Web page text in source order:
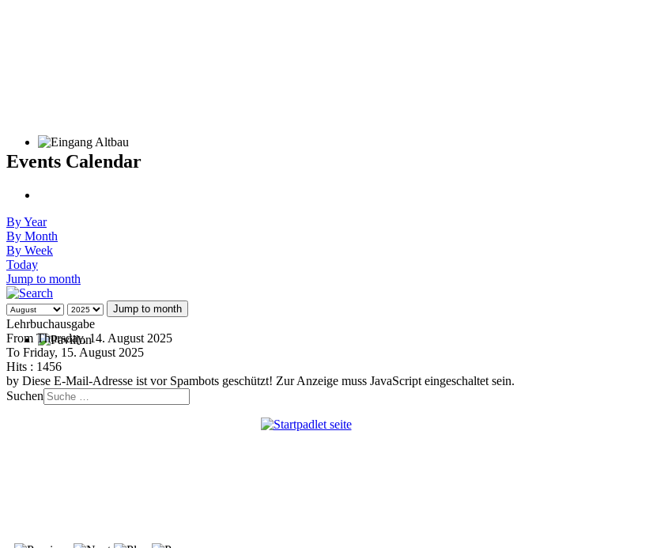
Events Calendar
By Year
By Month
By Week
Today
Jump to month
Jump to month
Lehrbuchausgabe
From Thursday, 14. August 2025
To Friday, 15. August 2025
Hits : 1456
by Diese E-Mail-Adresse ist vor Spambots geschützt! Zur Anzeige muss JavaScript eingeschaltet sein.
Suchen